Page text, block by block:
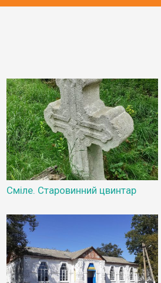
Сміле. Старовинний цвинтар